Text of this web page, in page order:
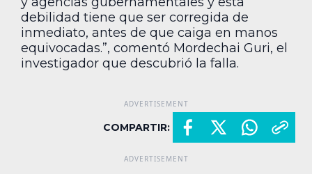
debilidad tiene que ser corregida de
inmediato, antes de que caiga en manos
equivocadas.”, comentó Mordechai Guri, el
investigador que descubrió la falla.
COMPARTIR: